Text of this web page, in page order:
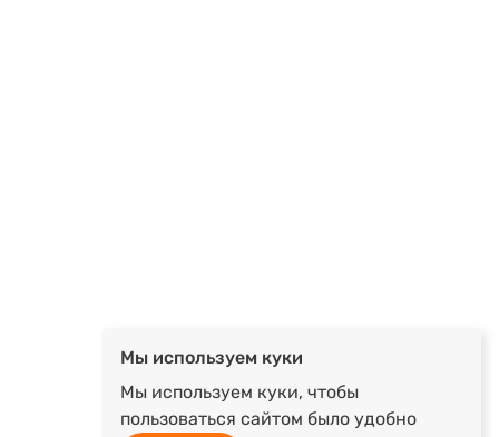
Мы используем куки
Мы используем куки, чтобы
пользоваться сайтом было удобно